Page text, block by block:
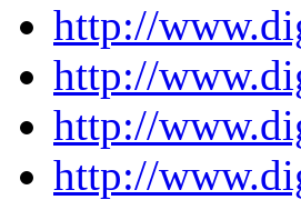
http://
http://
http://
http://